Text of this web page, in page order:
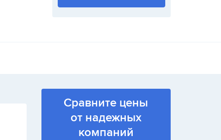
Сравните цены
от надежных
компаний